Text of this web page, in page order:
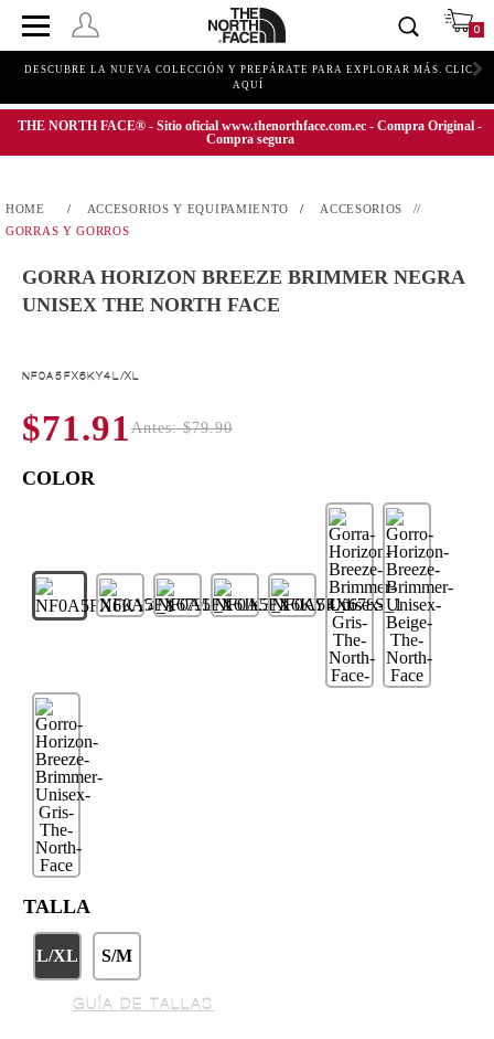
0
DESCUBRE LA NUEVA COLECCIÓN Y PREPÁRATE PARA EXPLORAR MÁS. CLIC
AQUÍ
THE NORTH FACE® - Sitio oficial www.thenorthface.com.ec - Compra Original -
Compra segura
ACCESORIOS Y EQUIPAMIENTO
ACCESORIOS
GORRAS Y GORROS
GORRA HORIZON BREEZE BRIMMER NEGRA
UNISEX THE NORTH FACE
NF0A5FX6KY4L/XL
$71.91 Antes: $79.90
TALLA
L/XL S/M
GUÍA DE TALLAS